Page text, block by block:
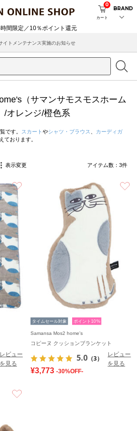
カート
0
BRAND
トメンテナンス実施のお知らせ
（サマンサモスモスホーム
/オレンジ/橙色系
です。 スカート やシャツ・ブラウス
カーディガ
ております。
表示変更 アイテム数： 3件
レビュー
を見る
タイムセール対象 ポイント10%
Samansa Mos2 home's
コピーヌ クッションブランケット
5.0 （3）
レビュー
を見る
¥3,773 -30%OFF-